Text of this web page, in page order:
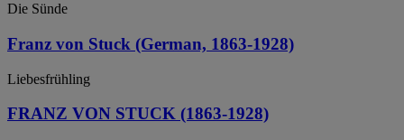
Die Sünde
Franz von Stuck (German, 1863-1928)
Liebesfrühling
FRANZ VON STUCK (1863-1928)